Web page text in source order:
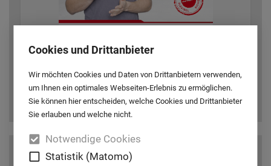
Cookies und Drittanbieter
Wir möchten Cookies und Daten von Drittanbietern verwenden,
um Ihnen ein optimales Webseiten-Erlebnis zu ermöglichen.
Sie können hier entscheiden, welche Cookies und Drittanbieter
Sie erlauben und welche nicht.
Notwendige Cookies
Statistik (Matomo)
Trockenbau Ratgeber - Danogips
PDF | 29,87 MB
herunterladen Online blättern